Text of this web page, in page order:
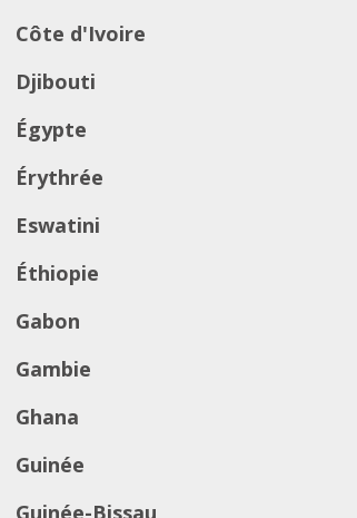
Côte d'Ivoire
Djibouti
Égypte
Érythrée
Eswatini
Éthiopie
Gabon
Gambie
Ghana
Guinée
Guinée-Bissau